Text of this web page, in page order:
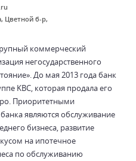
Цветной б-р,
коммерческий
негосударственного
До мая 2013 года банк
KBC, которая продала его
Приоритетными
являются обслуживание
бизнеса, развитие
на ипотечное
по обслуживанию